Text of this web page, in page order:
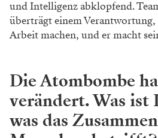
und Intelligenz abklopfend.
überträgt einem Verantwortung,
Arbeit machen, und er macht
Die Atombombe
verändert. Was ist
was das